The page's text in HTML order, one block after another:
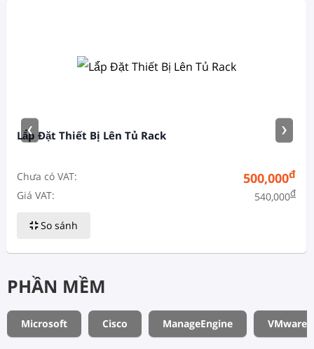
Lắ́p Đặt Thiết Bị Lên Tủ Rack
Chưa có VAT: 500,000đ
Giá VAT: 540,000đ
So sánh
‹ ›
PHẦN MỀM
Microsoft Cisco ManageEngine VMware